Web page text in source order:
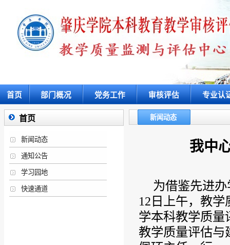
首页 部门概况 党务工作 审核评估 专业认
首页
新闻动态
通知公告
学习园地
快速通道
新闻动态
我中
为借鉴先进
12日上午，教
学本科教学质量
教学质量评估与